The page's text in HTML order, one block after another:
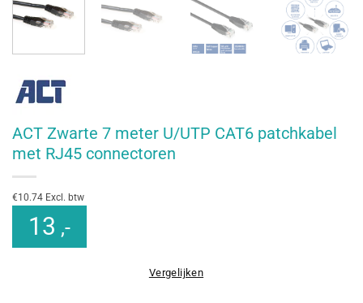
ACT Zwarte 7 meter U/UTP CAT6 patchkabel
met RJ45 connectoren
€10.74 Excl. btw
13 ,-
Vergelijken